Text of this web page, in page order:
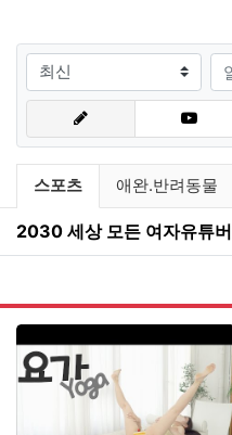
검색조건
유튜브링크 분류
현재 분류
스포츠 애완.반려동물
2030 세상 모든 여자유튜